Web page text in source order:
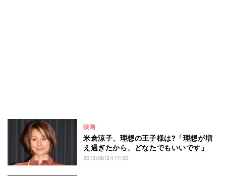
映画
米倉涼子、理想の王子様は?「理想が増
え過ぎたから、どなたでもいいです」
2013/08/24 11:00